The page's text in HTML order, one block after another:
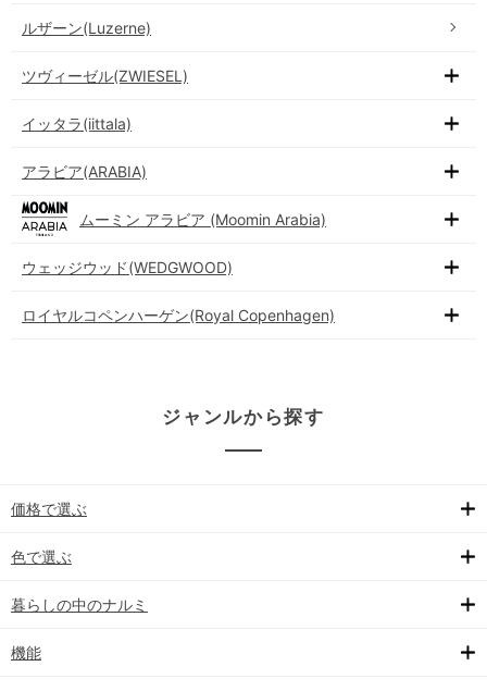
ルザーン(Luzerne)
ツヴィーゼル(ZWIESEL)
イッタラ(iittala)
アラビア(ARABIA)
ムーミン アラビア (Moomin Arabia)
ウェッジウッド(WEDGWOOD)
ロイヤルコペンハーゲン(Royal Copenhagen)
ジャンルから探す
価格で選ぶ
色で選ぶ
暮らしの中のナルミ
機能